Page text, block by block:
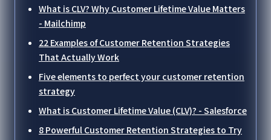
What is CLV? Why Customer Lifetime Value Matters
- Mailchimp
22 Examples of Customer Retention Strategies
That Actually Work
Five elements to perfect your customer retention
strategy
What is Customer Lifetime Value (CLV)? - Salesforce
8 Powerful Customer Retention Strategies to Try